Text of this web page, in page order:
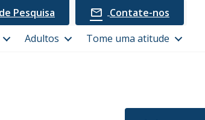
Pesquisa
Contate-nos
Adultos Tome uma atitude